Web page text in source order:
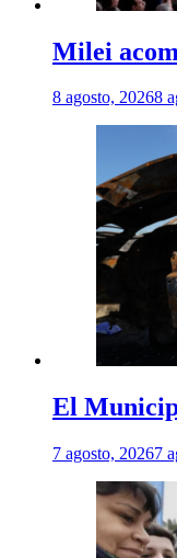
Milei
8 agosto, 20268
El
7 agosto, 20267